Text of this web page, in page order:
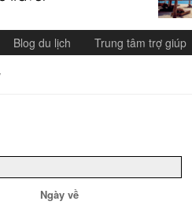
Blog du lịch Trung tâm trợ giúp
Ngày về